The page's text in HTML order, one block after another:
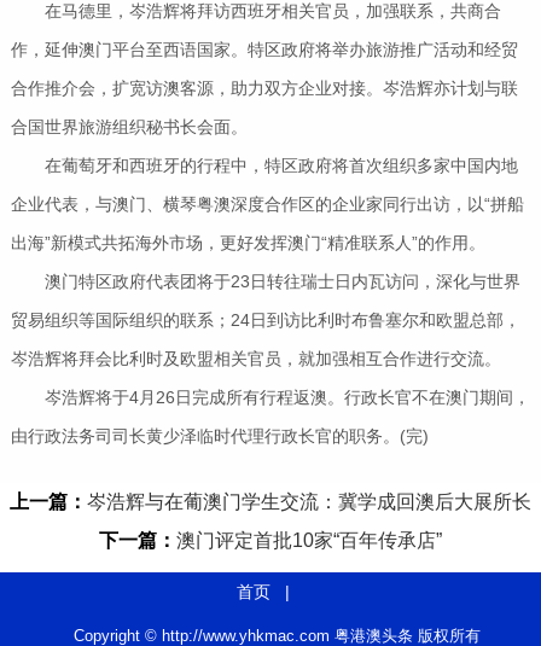
在马德里，岑浩辉将拜访西班牙相关官员，加强联系，共商合
作，延伸澳门平台至西语国家。特区政府将举办旅游推广活动和经贸
合作推介会，扩宽访澳客源，助力双方企业对接。岑浩辉亦计划与联
合国世界旅游组织秘书长会面。
在葡萄牙和西班牙的行程中，特区政府将首次组织多家中国内地
企业代表，与澳门、横琴粤澳深度合作区的企业家同行出访，以“拼船
出海”新模式共拓海外市场，更好发挥澳门“精准联系人”的作用。
澳门特区政府代表团将于23日转往瑞士日内瓦访问，深化与世界
贸易组织等国际组织的联系；24日到访比利时布鲁塞尔和欧盟总部，
岑浩辉将拜会比利时及欧盟相关官员，就加强相互合作进行交流。
岑浩辉将于4月26日完成所有行程返澳。行政长官不在澳门期间，
由行政法务司司长黄少泽临时代理行政长官的职务。(完)
上一篇： 岑浩辉与在葡澳门学生交流：冀学成回澳后大展所长
下一篇： 澳门评定首批10家“百年传承店”
首页 |
Copyright © http://www.yhkmac.com 粤港澳头条 版权所有